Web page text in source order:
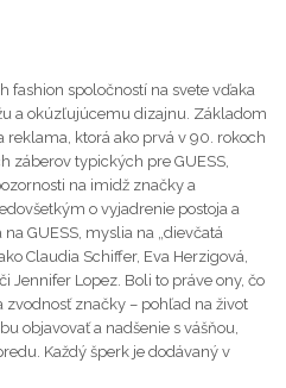
fashion spoločností na svete vďaka
a okúzľujúcemu dizajnu. Základom
reklama, ktorá ako prvá v 90. rokoch
záberov typických pre GUESS,
na imidž značky a
o vyjadrenie postoja a
GUESS, myslia na „dievčatá
Claudia Schiffer, Eva Herzigová,
Jennifer Lopez. Boli to práve ony, čo
značky – pohľad na život
objavovať a nadšenie s vášňou,
Každý šperk je dodávaný v